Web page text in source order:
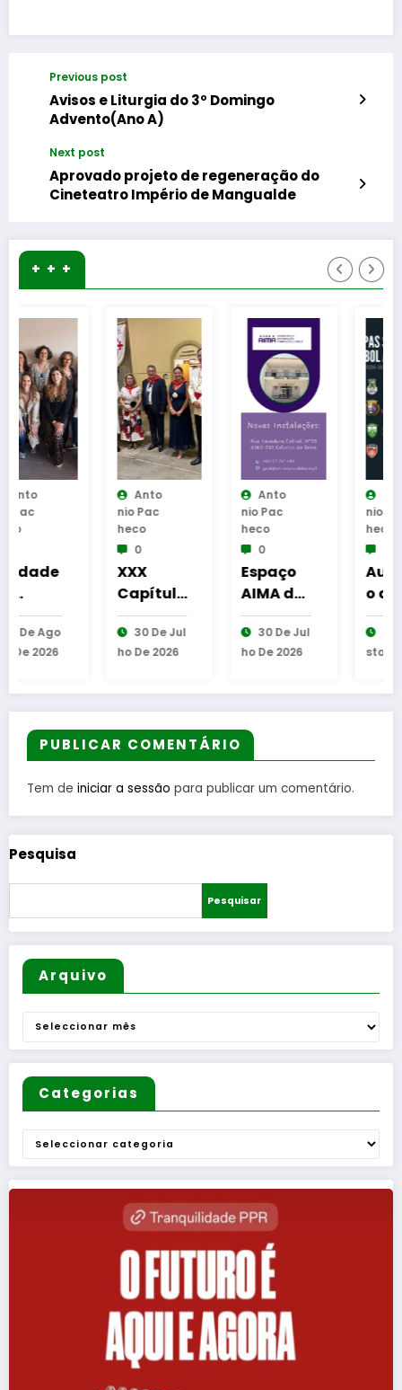
Previous post
Avisos e Liturgia do 3º Domingo
Advento(Ano A)
Next post
Aprovado projeto de regeneração do
Cineteatro Império de Mangualde
+ + +
XXX
Capítulo
Geral da
Ordem
do
o contou
com
presenç
portugu
esa
30 De Jul
Ho De 2026
AIMA de
Celorico
da Beira
passa a
Municip
al
30 De Jul
Ho De 2026
o do
número
de
equipas
4 De Ago
Sto De 2026
PUBLICAR COMENTÁRIO
Tem de iniciar a sessão para publicar um comentário.
Pesquisa
Pesquisar
Arquivo
Arquivo
Categorias
Categorias